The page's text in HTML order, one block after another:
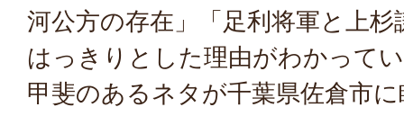
河公方の存在」「足利将軍と上
はっきりとした理由がわかって
甲斐のあるネタが千葉県佐倉市